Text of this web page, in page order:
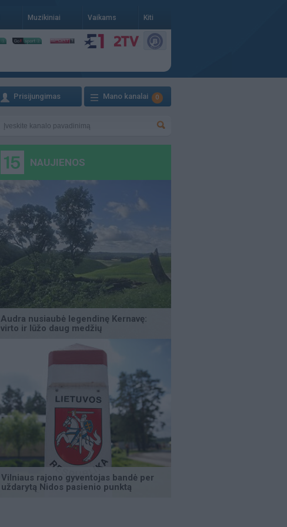
Muzikiniai Vaikams Kiti
Prisijungimas Mano kanalai 0